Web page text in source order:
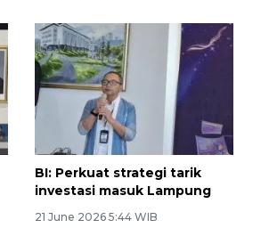
BI: Perkuat strategi tarik
investasi masuk Lampung
21 June 2026 5:44 WIB